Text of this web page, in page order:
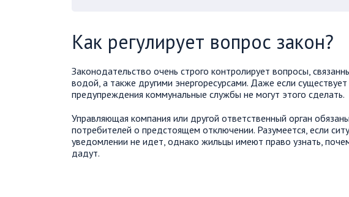
Как регулирует вопрос закон?
Законодательство очень строго контролирует вопросы,
водой, а также другими энергоресурсами. Даже если
предупреждения коммунальные службы не могут этого сделать.
Управляющая компания или другой ответственный орган
потребителей о предстоящем отключении. Разумеется, если
уведомлении не идет, однако жильцы имеют право узнать,
дадут.